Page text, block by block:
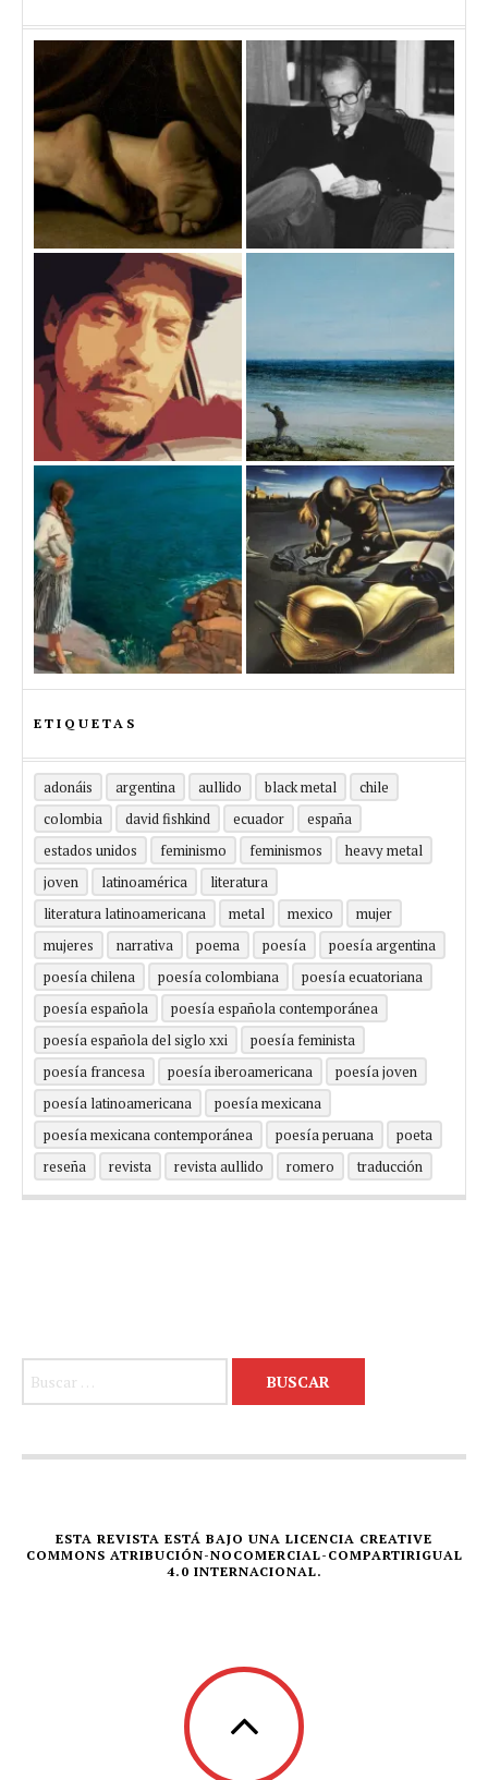
ETIQUETAS
adonáis argentina aullido black metal
chile
colombia
david fishkind ecuador
españa
estados unidos
feminismo feminismos
heavy metal
joven
latinoamérica
literatura
literatura latinoamericana
metal mexico
mujer
mujeres
narrativa poema poesía
poesía argentina
poesía chilena
poesía colombiana
poesía ecuatoriana
poesía española
poesía española contemporánea
poesía española del siglo xxi
poesía feminista
poesía francesa
poesía iberoamericana
poesía joven
poesía latinoamericana
poesía mexicana
poesía mexicana contemporánea
poesía peruana
poeta
reseña
revista revista aullido romero traducción
ESTA REVISTA ESTÁ BAJO UNA LICENCIA CREATIVE
COMMONS ATRIBUCIÓN-NOCOMERCIAL-COMPARTIRIGUAL
4.0 INTERNACIONAL.